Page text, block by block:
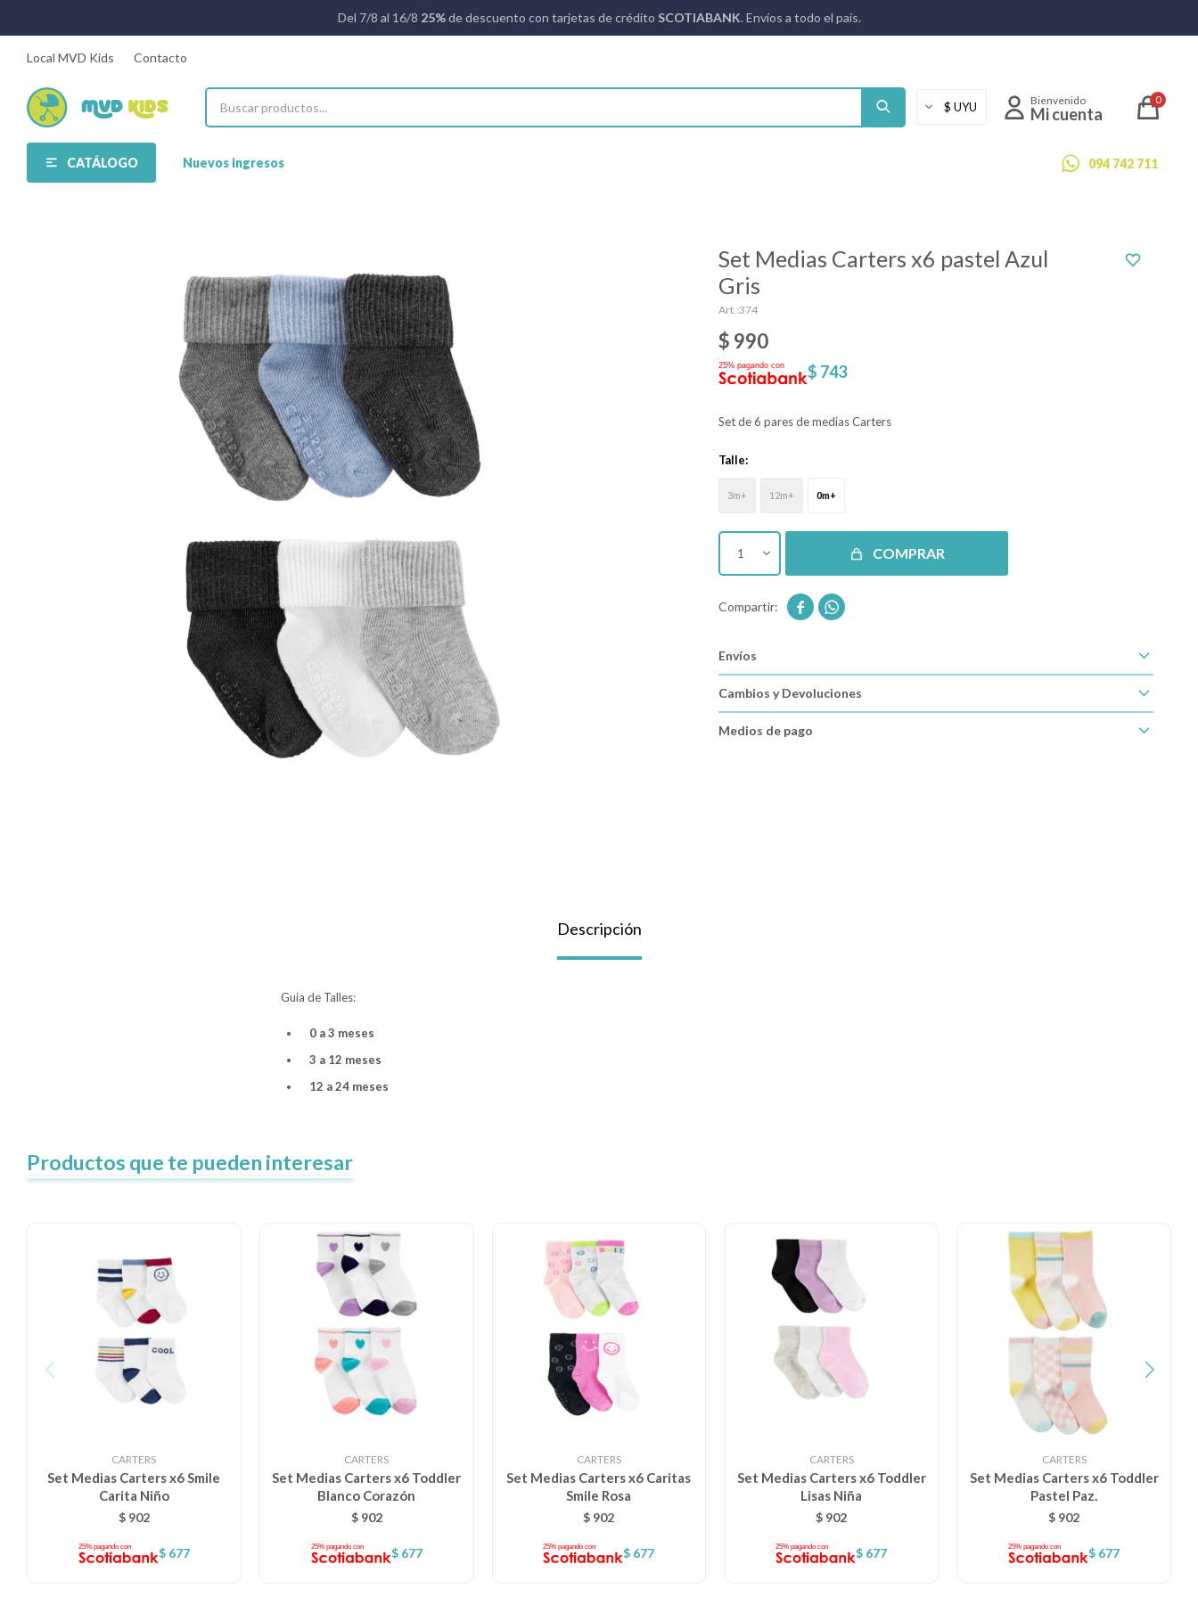
Del 7/8 al 16/8 25%de descuento con tarjetas de crédito SCOTIABANK. Envíos a todo el país.
CATÁLOGO Nuevos ingresos 094 742 711
0
Local MVD Kids Contacto
Set Medias Carters x6 pastel Azul
Gris
374
$ 990
$ 743
Set de 6 pares de medias Carters
Talle:
3m+ 12m+ 0m+
1 COMPRAR
 
Envíos
Cambios y Devoluciones
Medios de pago
Descripción
Guia de Talles:
0 a 3 meses
3 a 12 meses
12 a 24 meses
Productos que te pueden interesar
CARTERS
Set Medias Carters x6 Smile
Carita Niño
$ 902
$ 677
CARTERS
Set Medias Carters x6 Toddler
Blanco Corazón
$ 902
$ 677
CARTERS
Set Medias Carters x6 Caritas
Smile Rosa
$ 902
$ 677
CARTERS
Set Medias Carters x6 Toddler
Lisas Niña
$ 902
$ 677
CARTERS
Set Medias Carters x6 Toddler
Pastel Paz.
$ 902
$ 677